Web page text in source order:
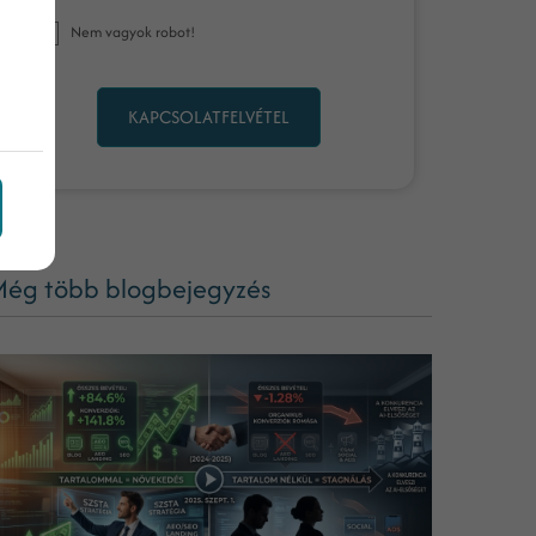
Nem vagyok robot!
KAPCSOLATFELVÉTEL
több blogbejegyzés